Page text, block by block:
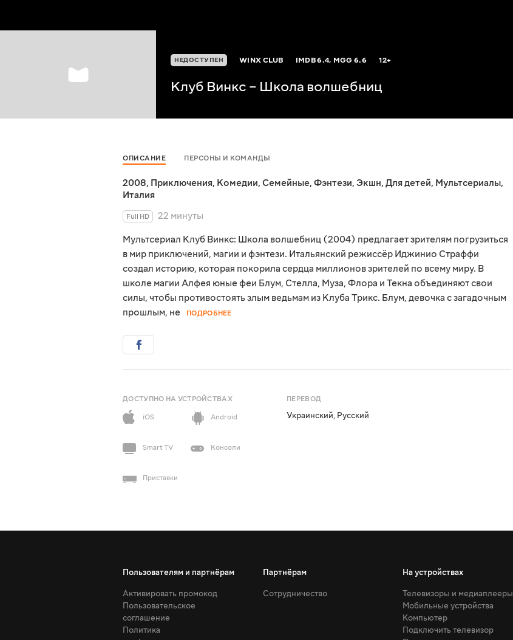
НЕДОСТУПЕН WINX CLUB IMDB6.4, MGG6.6 12+
Клуб Винкс – Школа волшебниц
ОПИСАНИЕ ПЕРСОНЫ И КОМАНДЫ
2008, Приключения, Комедии, Семейные, Фэнтези, Экшн, Для детей, Мультсериалы,
Италия
Full HD
22 минуты
Мультсериал Клуб Винкс: Школа волшебниц (2004) предлагает зрителям погрузиться
в мир приключений, магии и фэнтези. Итальянский режиссёр Иджинио Страффи
создал историю, которая покорила сердца миллионов зрителей по всему миру. В
школе магии Алфея юные феи Блум, Стелла, Муза, Флора и Текна объединяют свои
силы, чтобы противостоять злым ведьмам из Клуба Трикс. Блум, девочка с загадочным
прошлым, не
ПОДРОБНЕЕ
ДОСТУПНО НА УСТРОЙСТВАХ
iOS
Android
Smart TV Консоли
Приставки
ПЕРЕВОД
Украинский, Русский
Пользователям и партнёрам
Активировать промокод
Пользовательское
соглашение
Политика
Партнёрам
Сотрудничество
На устройствах
Телевизоры и медиаплееры
Мобильные устройства
Компьютер
Подключить телевизор